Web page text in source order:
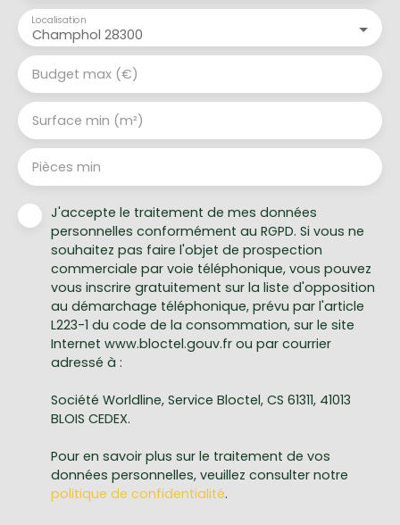
Champhol 28300
Localisation
Budget max (€)
Surface min (m²)
Pièces min
J'accepte le traitement de mes données
personnelles conformément au RGPD. Si vous ne
souhaitez pas faire l'objet de prospection
commerciale par voie téléphonique, vous pouvez
vous inscrire gratuitement sur la liste d'opposition
au démarchage téléphonique, prévu par l'article
L223-1 du code de la consommation, sur le site
Internet www.bloctel.gouv.fr ou par courrier
adressé à :
Société Worldline, Service Bloctel, CS 61311, 41013
BLOIS CEDEX.
Pour en savoir plus sur le traitement de vos
données personnelles, veuillez consulter notre
politique de confidentialité.